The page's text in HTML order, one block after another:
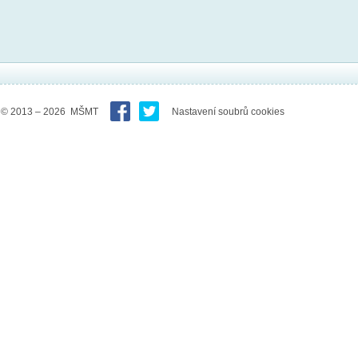
© 2013 – 2026 MŠMT Nastavení soubrů cookies